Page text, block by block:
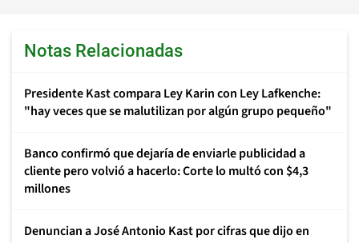
Notas Relacionadas
Presidente Kast compara Ley Karin con Ley Lafkenche:
"hay veces que se malutilizan por algún grupo pequeño"
Banco confirmó que dejaría de enviarle publicidad a
cliente pero volvió a hacerlo: Corte lo multó con $4,3
millones
Denuncian a José Antonio Kast por cifras que dijo en